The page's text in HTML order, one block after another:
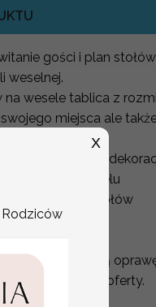
gości i plan
weselnej.
na wesele tablica z
miejsca ale
dopasowany do
gości na weselu
i prosty plan stołów
weselna
niepowtarzalną
z Naszej oferty.
X